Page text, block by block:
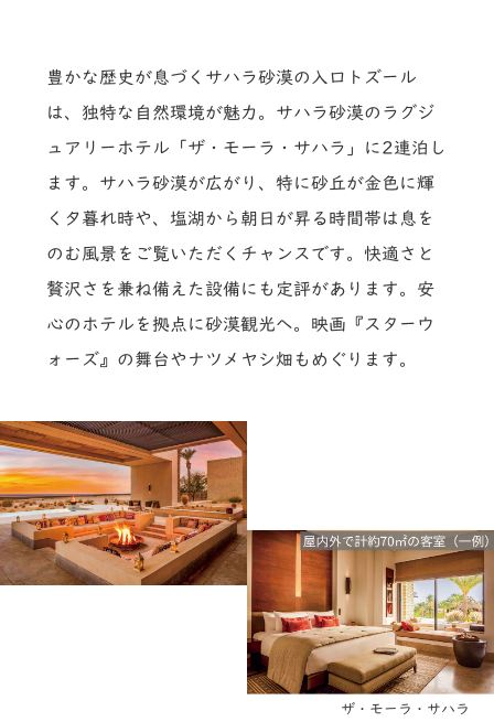
豊かな歴史が息づくサハラ砂漠の入口トズール
は、独特な自然環境が魅力。サハラ砂漠のラグジ
ュアリーホテル「ザ・モーラ・サハラ」に2連泊し
ます。サハラ砂漠が広がり、特に砂丘が金色に輝
く夕暮れ時や、塩湖から朝日が昇る時間帯は息を
のむ風景をご覧いただくチャンスです。快適さと
贅沢さを兼ね備えた設備にも定評があります。安
心のホテルを拠点に砂漠観光へ。映画『スターウ
ォーズ』の舞台やナツメヤシ畑もめぐります。
ザ・モーラ・サハラ